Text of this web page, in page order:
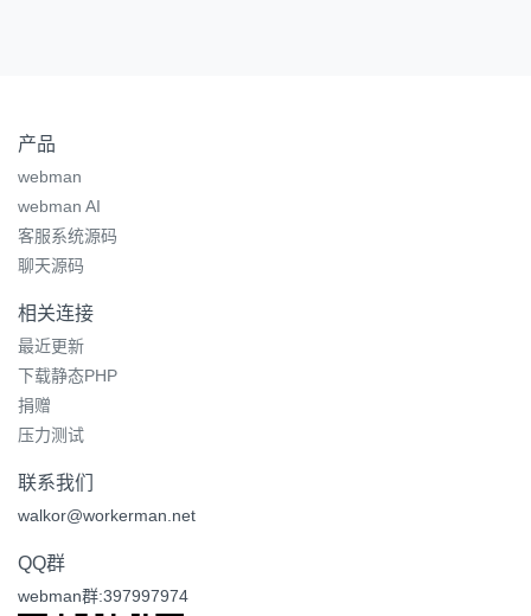
产品
webman
webman AI
客服系统源码
聊天源码
相关连接
最近更新
下载静态PHP
捐赠
压力测试
联系我们
walkor@workerman.net
QQ群
webman群:397997974